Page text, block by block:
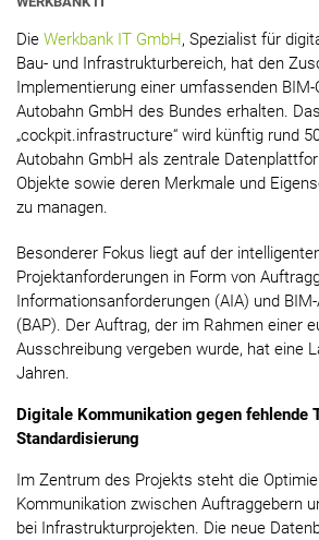
Die Werkbank IT GmbH, Spezialist für
Bau- und Infrastrukturbereich, hat den
Implementierung einer umfassenden
Autobahn GmbH des Bundes erhalten.
„cockpit.infrastructure“ wird künftig rund
Autobahn GmbH als zentrale
Objekte sowie deren Merkmale und
zu managen.
Besonderer Fokus liegt auf der
Projektanforderungen in Form von
Informationsanforderungen (AIA) und
(BAP). Der Auftrag, der im Rahmen einer
Ausschreibung vergeben wurde, hat eine
Jahren.
Digitale Kommunikation gegen fehlende
Standardisierung
Im Zentrum des Projekts steht die
Kommunikation zwischen Auftraggebern
bei Infrastrukturprojekten. Die neue